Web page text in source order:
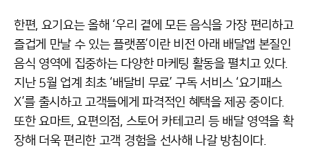
한편, 요기요는 올해 ‘우리 곁에 모든 음식을 가장 편리하고
즐겁게 만날 수 있는 플랫폼’이란 비전 아래 배달앱 본질인
음식 영역에 집중하는 다양한 마케팅 활동을 펼치고 있다.
지난 5월 업계 최초 ‘배달비 무료’ 구독 서비스 ‘요기패스
X’를 출시하고 고객들에게 파격적인 혜택을 제공 중이다.
또한 요마트, 요편의점, 스토어 카테고리 등 배달 영역을 확
장해 더욱 편리한 고객 경험을 선사해 나갈 방침이다.